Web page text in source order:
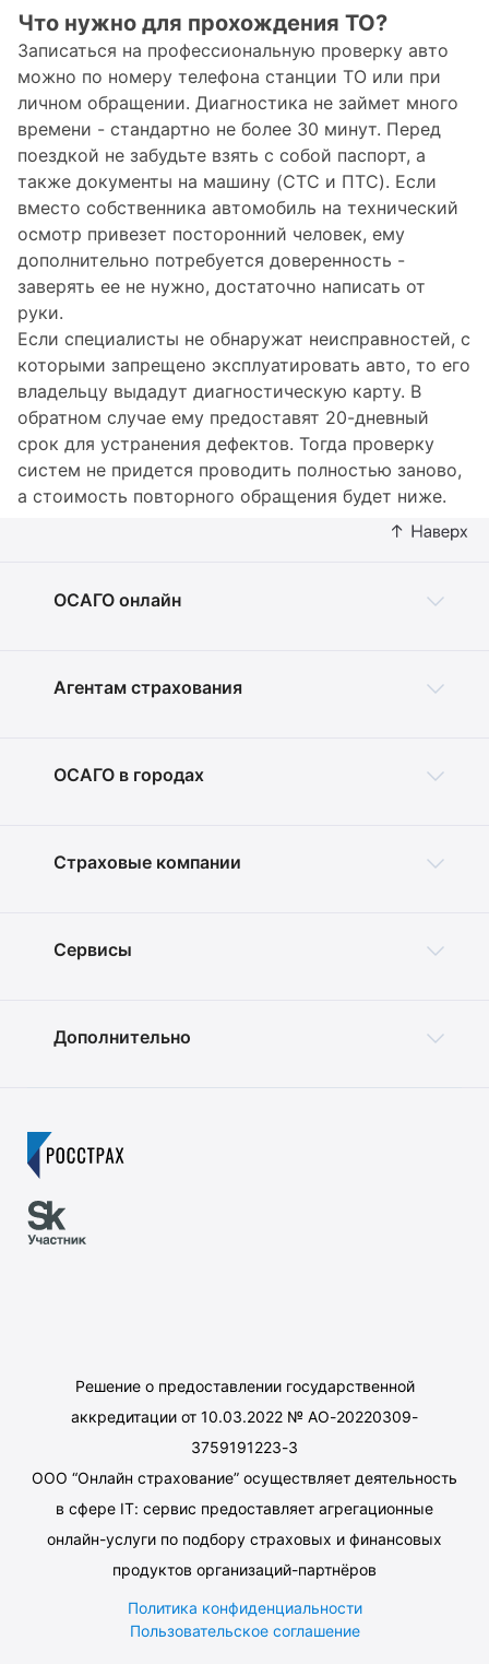
Что нужно для прохождения ТО?
Записаться на профессиональную проверку авто
можно по номеру телефона станции ТО или при
личном обращении. Диагностика не займет много
времени - стандартно не более 30 минут. Перед
поездкой не забудьте взять с собой паспорт, а
также документы на машину (СТС и ПТС). Если
вместо собственника автомобиль на технический
осмотр привезет посторонний человек, ему
дополнительно потребуется доверенность -
заверять ее не нужно, достаточно написать от
руки.
Если специалисты не обнаружат неисправностей, с
которыми запрещено эксплуатировать авто, то его
владельцу выдадут диагностическую карту. В
обратном случае ему предоставят 20-дневный
срок для устранения дефектов. Тогда проверку
систем не придется проводить полностью заново,
а стоимость повторного обращения будет ниже.
ОСАГО онлайн
Агентам страхования
ОСАГО в городах
Страховые компании
Сервисы
Дополнительно
Решение о предоставлении государственной
аккредитации от 10.03.2022 № АО-20220309-
3759191223-3
ООО “Онлайн страхование” осуществляет деятельность
в сфере IT: сервис предоставляет агрегационные
онлайн-услуги по подбору страховых и финансовых
продуктов организаций-партнёров
Политика конфиденциальности
Пользовательское соглашение